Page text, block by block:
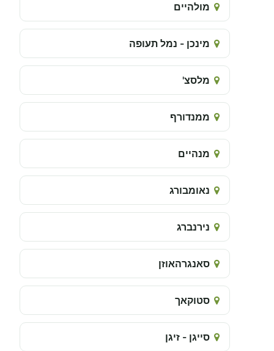
מולהיים
מינכן - נמל תעופה
מלסצ'
ממנדורף
מנהיים
נאומבורג
נירנברג
סאנגרהאוזן
סטוקאך
סייגן - זיגן